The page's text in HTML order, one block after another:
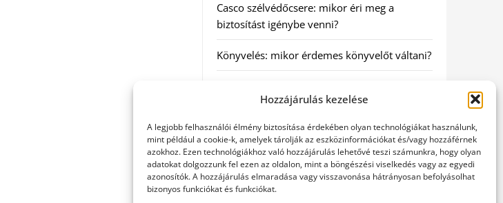
Hozzájárulás kezelése
A legjobb felhasználói élmény biztosítása érdekében olyan technológiákat használunk,
mint például a cookie-k, amelyek tárolják az eszközinformációkat és/vagy hozzáférnek
azokhoz. Ezen technológiákhoz való hozzájárulás lehetővé teszi számunkra, hogy olyan
adatokat dolgozzunk fel ezen az oldalon, mint a böngészési viselkedés vagy az egyedi
azonosítók. A hozzájárulás elmaradása vagy visszavonása hátrányosan befolyásolhat
bizonyos funkciókat és funkciókat.
Casco szélvédőcsere: mikor éri meg a
biztosítást igénybe venni?
Könyvelés: mikor érdemes könyvelőt váltani?
szakszerű jogi háttér a biztonságos
Munkajogi ügyvéd: miért nem érdemes várni
a jogi segítséggel